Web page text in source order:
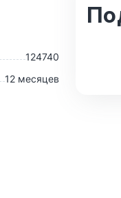
124740
12 месяцев